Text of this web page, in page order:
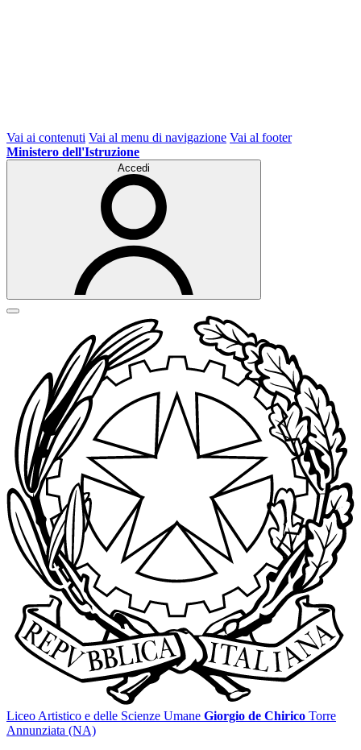
Vai ai contenuti Vai al menu di navigazione Vai al footer
Ministero dell'Istruzione
Accedi
Liceo Artistico e delle Scienze Umane Giorgio de Chirico Torre
Annunziata (NA)